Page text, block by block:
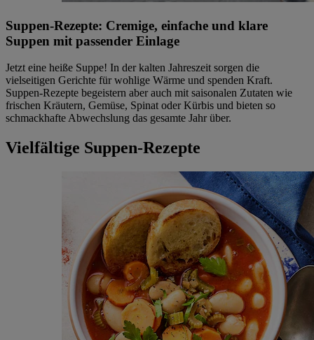
Suppen-Rezepte: Cremige, einfache und klare
Suppen mit passender Einlage
Jetzt eine heiße Suppe! In der kalten Jahreszeit sorgen die
vielseitigen Gerichte für wohlige Wärme und spenden Kraft.
Suppen-Rezepte begeistern aber auch mit saisonalen Zutaten wie
frischen Kräutern, Gemüse, Spinat oder Kürbis und bieten so
schmackhafte Abwechslung das gesamte Jahr über.
Vielfältige Suppen-Rezepte